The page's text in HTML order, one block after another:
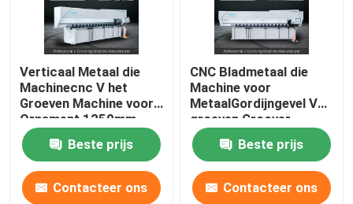
Verticaal Metaal die
Machinecnc V het
Groeven Machine voor
Ornament 1250mm
groeven
Beste prijs
Contacteer ons
CNC Bladmetaal die
Machine voor
MetaalGordijngevel V
groeven Groover-
Machine 1240
Beste prijs
Contacteer ons